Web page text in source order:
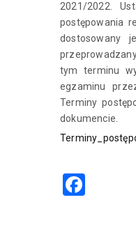
2021/2022.
postępowania
dostosowany
tym terminu
egzaminu
Terminy
dokumencie.